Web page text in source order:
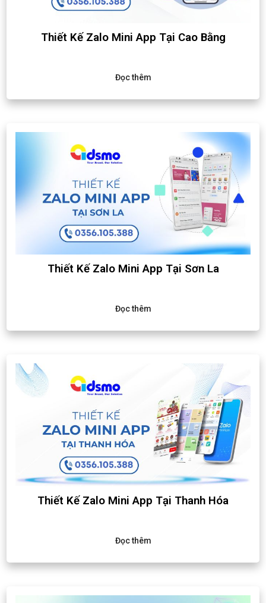
Thiết Kế Zalo Mini App Tại Cao Bằng
Đọc thêm
Thiết Kế Zalo Mini App Tại Sơn La
Đọc thêm
Thiết Kế Zalo Mini App Tại Thanh Hóa
Đọc thêm